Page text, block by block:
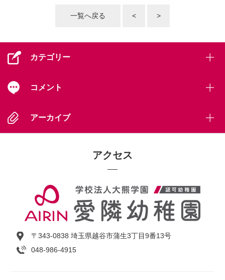
一覧へ戻る < >
カテゴリー
コメント
アーカイブ
アクセス
〒343-0838 埼玉県越谷市蒲生3丁目9番13号
048-986-4915